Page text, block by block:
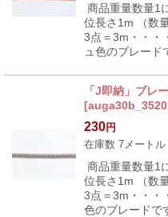
商品重量数量1
位長さ1m （数
3点＝3m・・・
ュ色のブレード
「J即納」ブレ
[
230円
在庫数 7メートル
商品重量数量1
位長さ1m （数
3点＝3m・・・
色のブレードで